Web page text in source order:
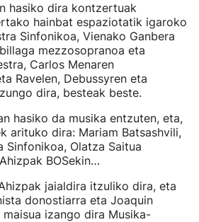
hasiko dira kontzertuak
hainbat espaziotatik igaroko
Sinfonikoa, Vienako Ganbera
mezzosopranoa eta
Carlos Menaren
Ravelen, Debussyren eta
dira, besteak beste.
hasiko da musika entzuten, eta,
arituko dira: Mariam Batsashvili,
Sinfonikoa, Olatza Saitua
BOSekin…
jaialdira itzuliko dira, eta
donostiarra eta Joaquin
izango dira Musika-